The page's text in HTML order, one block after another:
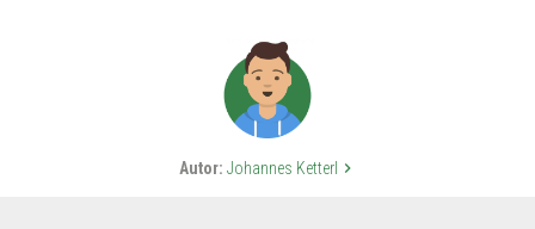
Autor: Johannes Ketterl keyboard_arrow_right